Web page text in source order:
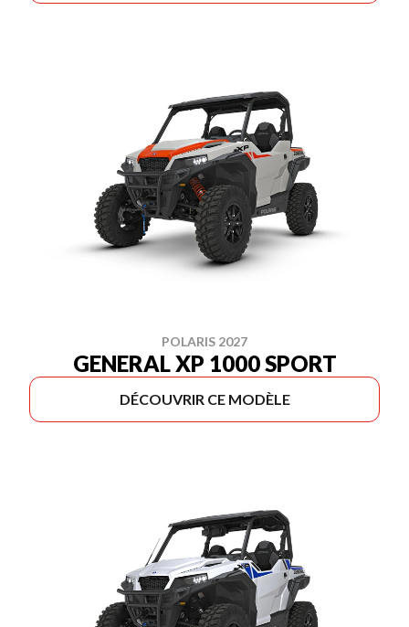
POLARIS 2027
GENERAL XP 1000 SPORT
DÉCOUVRIR CE MODÈLE